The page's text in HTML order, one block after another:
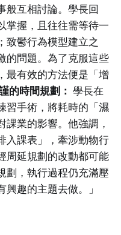
般互相討論。學長回
掌握，且往往需等待一
致鬱行為模型建立之
的問題。為了克服這些
最有效的方法便是「增
的時間規劃： 學長在
習手術，將耗時的「濕
業的影響。他強調，
入課表」，牽涉動物行
周延規劃的改動都可能
劃，執行過程仍充滿壓
趣的主題去做。」